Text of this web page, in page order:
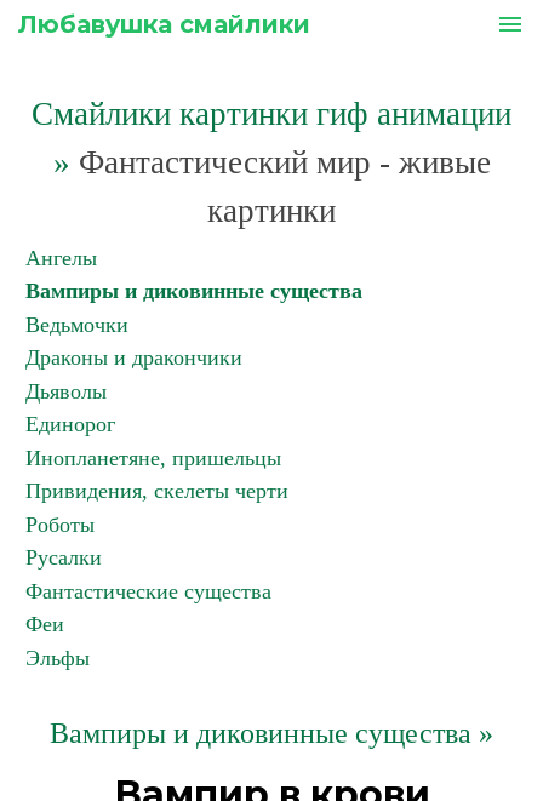
Любавушка смайлики menu
Смайлики картинки гиф анимации
» Фантастический мир - живые
картинки
Ангелы
Вампиры и диковинные существа
Ведьмочки
Драконы и дракончики
Дьяволы
Единорог
Инопланетяне, пришельцы
Привидения, скелеты черти
Роботы
Русалки
Фантастические существа
Феи
Эльфы
Вампиры и диковинные существа »